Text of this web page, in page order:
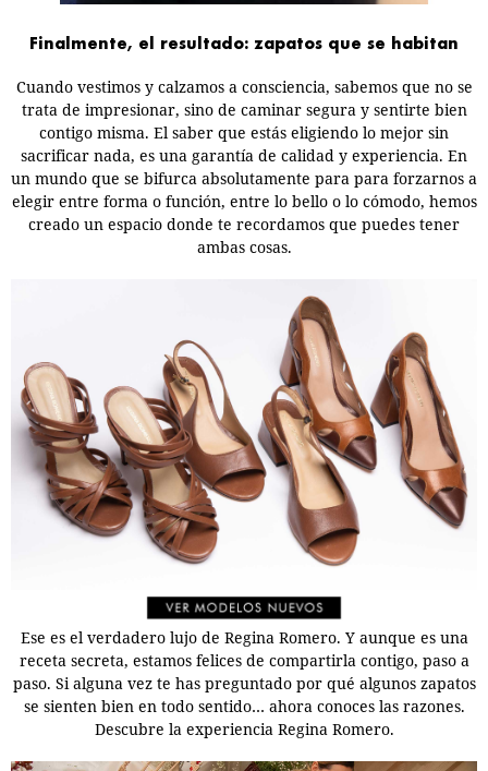
Finalmente, el resultado: zapatos que se habitan
Cuando vestimos y calzamos a consciencia, sabemos que no se
trata de impresionar, sino de caminar segura y sentirte bien
contigo misma. El saber que estás eligiendo lo mejor sin
sacrificar nada, es una garantía de calidad y experiencia. En
un mundo que se bifurca absolutamente para para forzarnos a
elegir entre forma o función, entre lo bello o lo cómodo, hemos
creado un espacio donde te recordamos que puedes tener
ambas cosas.
Ese es el verdadero lujo de Regina Romero. Y aunque es una
receta secreta, estamos felices de compartirla contigo, paso a
paso. Si alguna vez te has preguntado por qué algunos zapatos
se sienten bien en todo sentido… ahora conoces las razones.
Descubre la experiencia Regina Romero.